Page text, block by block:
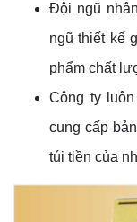
Đội ngũ
ngũ thiết kế
phẩm chất
Công ty
cung cấp
túi tiền của